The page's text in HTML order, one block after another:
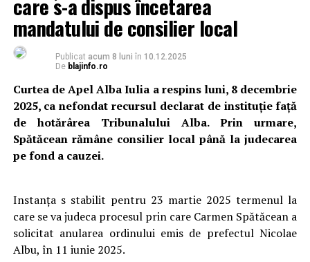
care s-a dispus încetarea
mandatului de consilier local
Publicat acum 8 luni în 10.12.2025
De blajinfo.ro
Curtea de Apel Alba Iulia a respins luni, 8 decembrie
2025, ca nefondat recursul declarat de instituție față
de hotărârea Tribunalului Alba. Prin urmare,
Spătăcean rămâne consilier local până la judecarea
pe fond a cauzei.
Instanța s stabilit pentru 23 martie 2025 termenul la
care se va judeca procesul prin care Carmen Spătăcean a
solicitat anularea ordinului emis de prefectul Nicolae
Albu, în 11 iunie 2025.